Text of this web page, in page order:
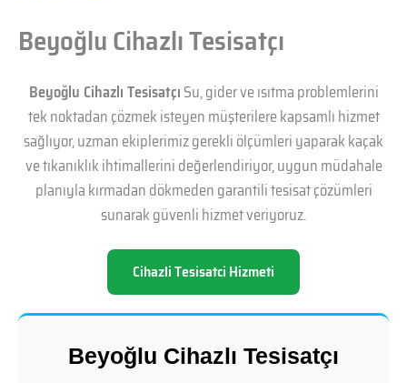
Beyoğlu Cihazlı Tesisatçı
Beyoğlu Cihazlı TesisatçıSu, gider ve ısıtma problemlerini
tek noktadan çözmek isteyen müşterilere kapsamlı hizmet
sağlıyor, uzman ekiplerimiz gerekli ölçümleri yaparak kaçak
ve tıkanıklık ihtimallerini değerlendiriyor, uygun müdahale
planıyla kırmadan dökmeden garantili tesisat çözümleri
sunarak güvenli hizmet veriyoruz.
Cihazli Tesisatci Hizmeti
Beyoğlu Cihazlı Tesisatçı